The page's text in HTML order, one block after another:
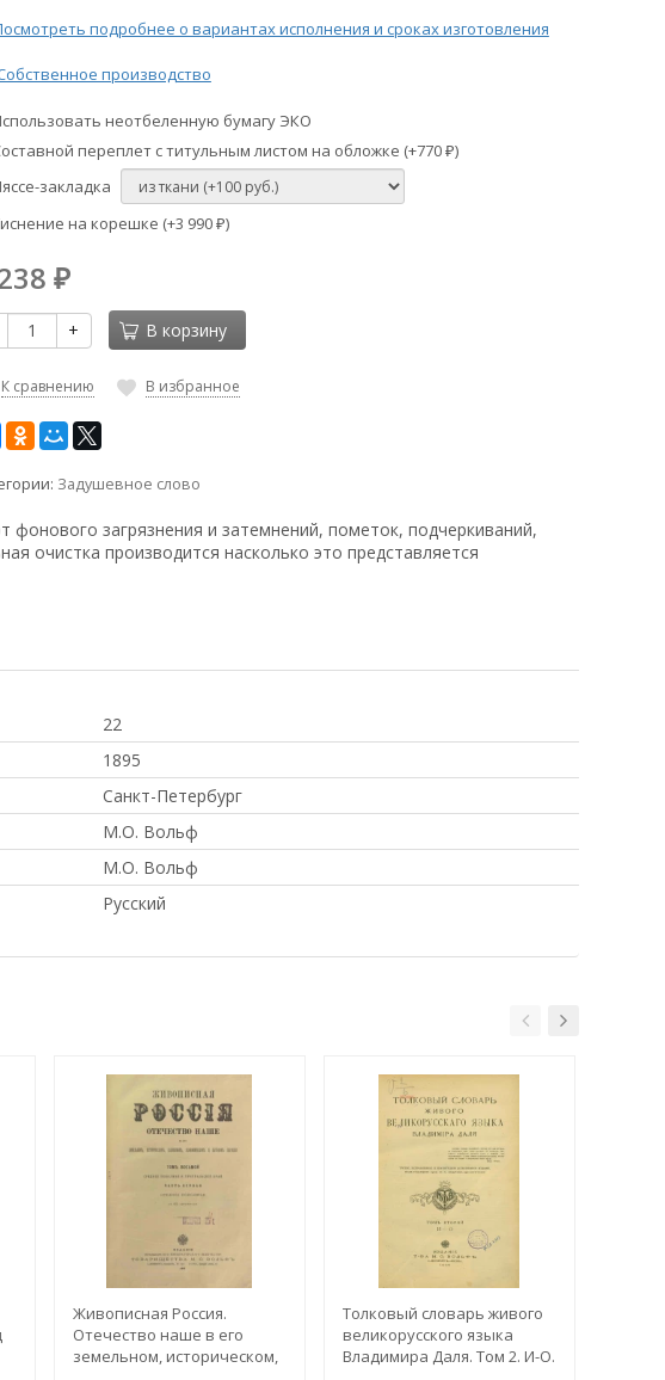
подробнее о вариантах исполнения и сроках изготовления
производство
неотбеленную бумагу ЭКО
переплет с титульным листом на обложке (+770 ₽)
закладка
на корешке (+3 990 ₽)
₽
+ В корзину
К сравнению В избранное
Задушевное слово
фонового загрязнения и затемнений, пометок, подчеркиваний,
очистка производится насколько это представляется
22
1895
Санкт-Петербург
М.О. Вольф
М.О. Вольф
Русский
Живописная Россия.
Отечество наше в его
земельном, историческом,
Толковый словарь живого
великорусского языка
Владимира Даля. Том 2. И-О.